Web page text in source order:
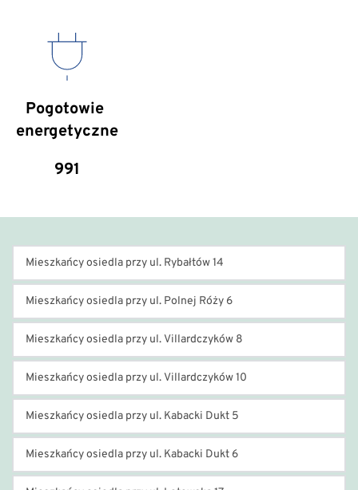
Pogotowie
energetyczne
991
Mieszkańcy osiedla przy ul. Rybałtów 14
Dział Eksploatacji
Administrator - Beata Kalinowska
tel.: 22 446-14-04
tel kom. 887 103 100 czynny w godz. pracy
Spółdzielni
adres e-mail: bkalinowska@psm-im.com.pl
adres e-mail: eksploatacja.poludnie@psm-
im.com.pl
Mieszkańcy osiedla przy ul. Polnej Róży 6
Dział Eksploatacji
Administrator - Beata
Kalinowska
tel.: 22 446-14-04
tel kom. 887 103 100 czynny
w godz. pracy Spółdzielni
adres e-mail:
Mieszkańcy osiedla przy ul. Villardczyków 8
Dział Eksploatacji
Administrator - Beata
Kalinowska
tel kom. 887 103 100, 887 104
100
Mieszkańcy osiedla przy ul. Villardczyków 10
Dział Eksploatacji "Północ"
Administrator - Beata
Kalinowska
Mieszkańcy osiedla przy ul. Kabacki Dukt 5
Dział Eksploatacji
Administrator - Beata Kalinowska
Mieszkańcy osiedla przy ul. Kabacki Dukt 6